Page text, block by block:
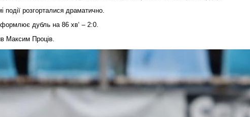
події розгорталися драматично.
дубль на 86 хв‘ – 2:0.
Максим Проців.